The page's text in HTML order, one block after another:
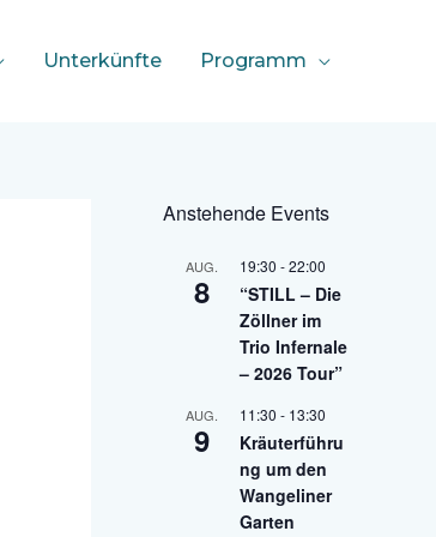
Unterkünfte Programm
Anstehende Events
AUG.
8
19:30 -22:00
“STILL – Die
Zöllner im
Trio Infernale
– 2026 Tour”
AUG.
9
11:30 - 13:30
Kräuterführu
ng um den
Wangeliner
Garten